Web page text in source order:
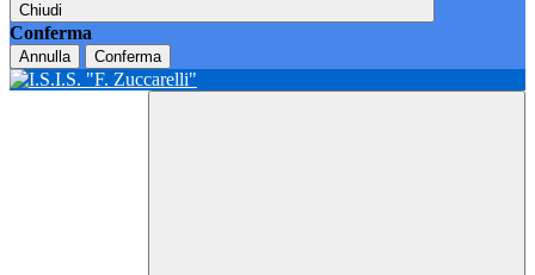
Chiudi
Conferma
Annulla Conferma